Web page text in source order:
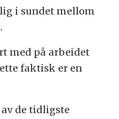
i sundet mellom
med på arbeidet
faktisk er en
de tidligste